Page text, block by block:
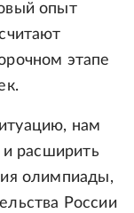
опыт
этапе
нам
и расширить
олимпиады,
России